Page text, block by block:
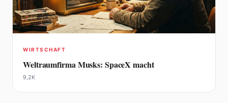
WIRTSCHAFT
Weltraumfirma Musks: SpaceX macht
9,2K